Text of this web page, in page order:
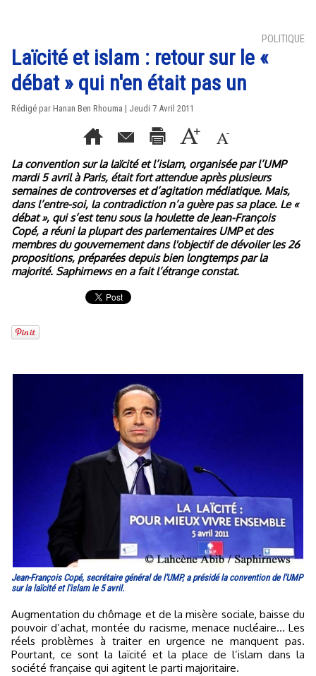
POLITIQUE
Laïcité et islam : retour sur le «
débat » qui n'en était pas un
Rédigé par Hanan Ben Rhouma | Jeudi 7 Avril 2011
La convention sur la laïcité et l’islam, organisée par l’UMP
mardi 5 avril à Paris, était fort attendue après plusieurs
semaines de controverses et d’agitation médiatique. Mais,
dans l’entre-soi, la contradiction n’a guère pas sa place. Le «
débat », qui s’est tenu sous la houlette de Jean-François
Copé, a réuni la plupart des parlementaires UMP et des
membres du gouvernement dans l'objectif de dévoiler les 26
propositions, préparées depuis bien longtemps par la
majorité. Saphirnews en a fait l’étrange constat.
Jean-François Copé, secrétaire général de l'UMP, a présidé la convention de l'UMP
sur la laïcité et l'islam le 5 avril.
Augmentation du chômage et de la misère sociale, baisse du
pouvoir d’achat, montée du racisme, menace nucléaire… Les
réels problèmes à traiter en urgence ne manquent pas.
Pourtant, ce sont la laïcité et la place de l’islam dans la
société française qui agitent le parti majoritaire.